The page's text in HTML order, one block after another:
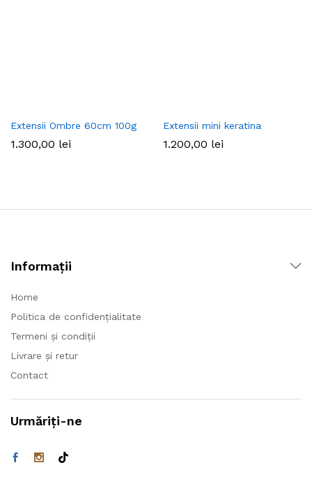
Extensii Ombre 60cm 100g
1.300,00 lei
Extensii mini keratina
1.200,00 lei
Informații
Home
Politica de confidențialitate
Termeni și condiții
Livrare și retur
Contact
Urmăriți-ne